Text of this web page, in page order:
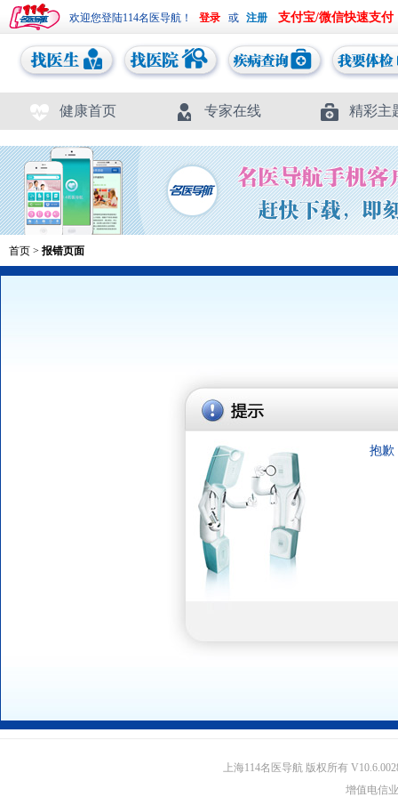
欢迎您登陆114名医导航！ 或 支付宝/微信快速支付
健康首页 专家在线 精彩主
首页 > 报错页面
抱歉
上海114名医导航 版权所有
增值电信